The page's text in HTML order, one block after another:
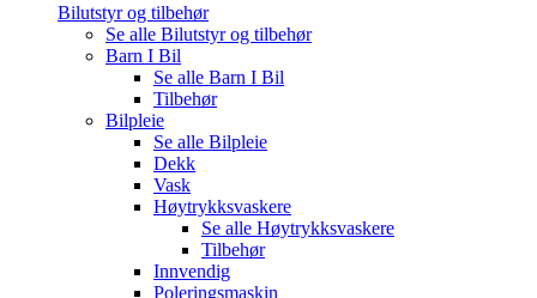
Bilutstyr og tilbehør
Se alle Bilutstyr og tilbehør
Barn I Bil
Se alle Barn I Bil
Tilbehør
Bilpleie
Se alle Bilpleie
Dekk
Vask
Høytrykksvaskere
Se alle Høytrykksvaskere
Tilbehør
Innvendig
Poleringsmaskin